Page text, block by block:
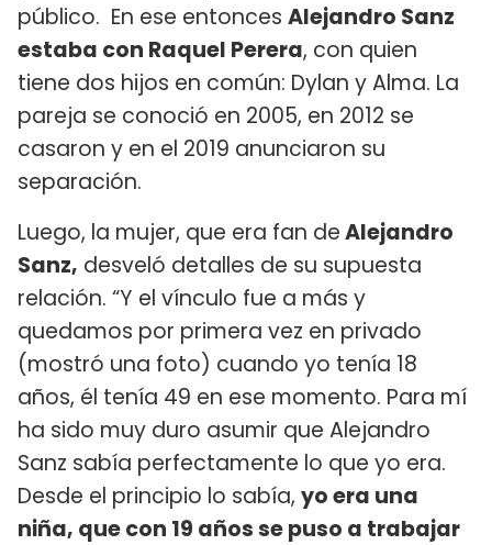
público. En ese entonces Alejandro Sanz
estaba con Raquel Perera, con quien
tiene dos hijos en común: Dylan y Alma. La
pareja se conoció en 2005, en 2012 se
casaron y en el 2019 anunciaron su
separación.
Luego, la mujer, que era fan deAlejandro
Sanz, desveló detalles de su supuesta
relación. “Y el vínculo fue a más y
quedamos por primera vez en privado
(mostró una foto) cuando yo tenía 18
años, él tenía 49 en ese momento. Para mí
ha sido muy duro asumir que Alejandro
Sanz sabía perfectamente lo que yo era.
Desde el principio lo sabía, yo era una
niña, que con 19 años se puso a trabajar